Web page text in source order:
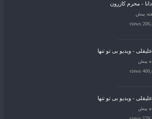
- محرم کازرون
- ویدیو بی تو تنها
- ویدیو بی تو تنها